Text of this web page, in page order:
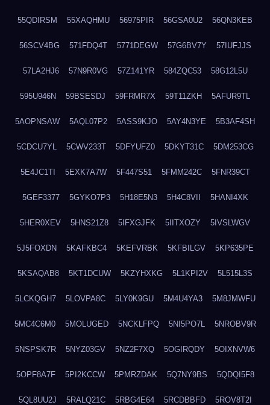
55QDIRSM 55XAQHMU 56975PIR 56GSA0U2 56QN3KEB
56SCV4BG 571FDQ4T 5771DEGW 57G6BV7Y 57IUFJJS
57LA2HJ6 57N9R0VG 57Z141YR 584ZQC53 58G12L5U
595U946N 59BSESDJ 59FRMR7X 59T11ZKH 5AFUR9TL
5AOPNSAW 5AQL07P2 5ASS9KJO 5AY4N3YE 5B3AF4SH
5CDCU7YL 5CWV233T 5DFYUFZ0 5DKYT31C 5DM253CG
5E4JC1TI 5EXK7A7W 5F447S51 5FMM242C 5FNR39CT
5GEF3377 5GYKO7P3 5H18E5N3 5H4C8VII 5HANI4XK
5HER0XEV 5HNS21Z8 5IFXGJFK 5IITXOZY 5IVSLWGV
5J5FOXDN 5KAFKBC4 5KEFVRBK 5KFBILGV 5KP635PE
5KSAQAB8 5KT1DCUW 5KZYHXKG 5L1KPI2V 5L515L3S
5LCKQGH7 5LOVPA8C 5LY0K9GU 5M4U4YA3 5M8JMWFU
5MC4C6M0 5MOLUGED 5NCKLFPQ 5NI5PO7L 5NROBV9R
5NSPSK7R 5NYZ03GV 5NZ2F7XQ 5OGIRQDY 5OIXNVW6
5OPF8A7F 5PI2KCCW 5PMRZDAK 5Q7NY9BS 5QDQI5F8
5QL8UU2J 5RALQ21C 5RBG4E64 5RCDBBFD 5ROV8T2I